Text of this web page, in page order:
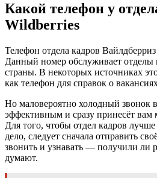
Какой телефон у
Wildberries
Телефон отдела кадров
Данный номер обслуживает отделы
страны. В некоторых источниках
как телефон для справок о
Но маловероятно холодный звонок
эффективным и сразу принесёт вам
Для того, чтобы отдел кадров
дело, следует сначала отправить
звонить и узнавать — получили ли
думают.